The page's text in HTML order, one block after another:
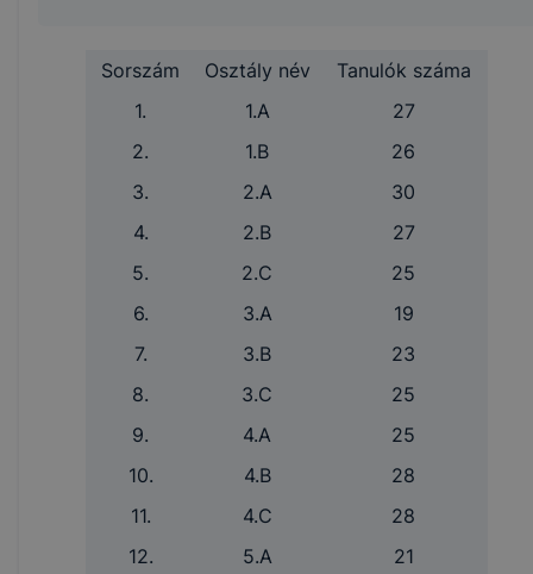
Sorszám Osztály név
Tanulók száma
1.
1.A
27
2.
1.B
26
3.
2.A
30
4.
2.B
27
5.
2.C
25
6.
3.A
19
7.
3.B
23
8.
3.C
25
9.
4.A
25
10.
4.B
28
11.
4.C
28
12.
5.A
21